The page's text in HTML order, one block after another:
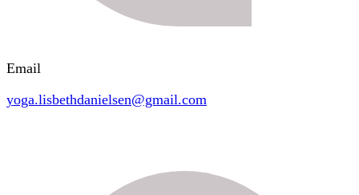
Email
yoga.lisbethdanielsen@gmail.com